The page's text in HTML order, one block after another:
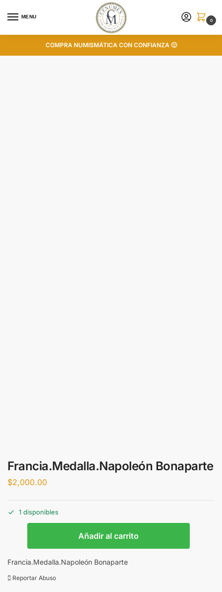
MENU
0
COMPRA NUMISMÁTICA CON CONFIANZA 🙂
Francia.Medalla.Napoleón Bonaparte
$2,000.00
1 disponibles
Añadir al carrito
Francia.Medalla.Napoleón Bonaparte
Reportar Abuso